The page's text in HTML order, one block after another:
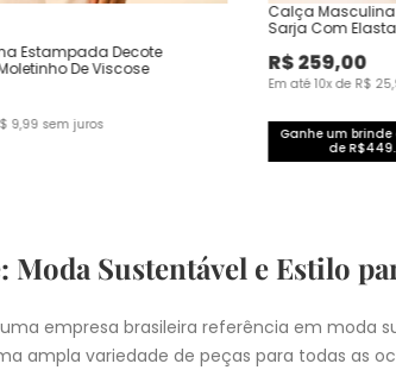
Estampada Decote
De Viscose
9,99 sem juros
Calça Masculina
Sarja Com
R$259,00
Em até10x de R$ 25,
Ganhe um
de
Moda Sustentável e Estilo
empresa brasileira referência em moda
ampla variedade de peças para todas as